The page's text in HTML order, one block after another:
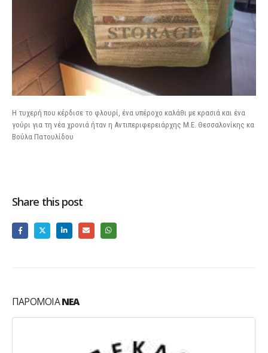
Η τυχερή που κέρδισε το φλουρί, ένα υπέροχο καλάθι με κρασιά και ένα
γούρι για τη νέα χρονιά ήταν η Αντιπεριφερειάρχης Μ.Ε. Θεσσαλονίκης κα
Βούλα Πατουλίδου
Share this post
ΠΑΡΌΜΟΙΑΝΈΑ